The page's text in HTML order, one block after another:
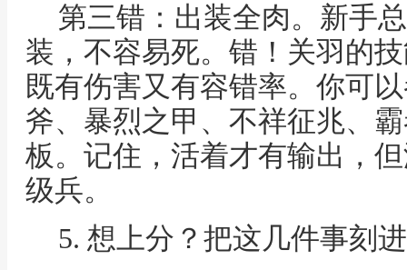
第三错：出装全肉。新手
装，不容易死。错！关羽的
既有伤害又有容错率。你可
斧、暴烈之甲、不祥征兆、
板。记住，活着才有输出，
级兵。
5. 想上分？把这几件事刻